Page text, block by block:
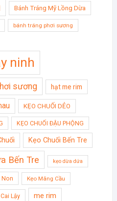
Bánh Tráng Mỹ Lồng Dừa
bánh tráng phơi sương
ninh
sương hạt me rim
KẸO CHUỐI DẺO
KẸO CHUỐI ĐẬU PHỘNG
Kẹo Chuối Bến Tre
Bến Tre kẹo dừa dứa
Non Kẹo Mãng Cầu
Lậy me rim